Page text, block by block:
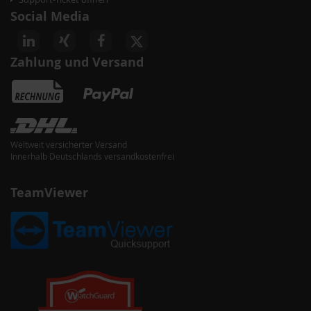
Social Media
Zahlung und Versand
Weltweit versicherter Versand
Innerhalb Deutschlands versandkostenfrei
TeamViewer